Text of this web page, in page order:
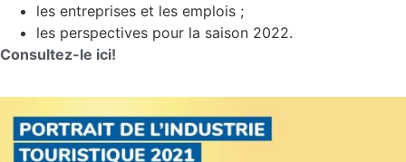
les entreprises et les emplois ;
les perspectives pour la saison 2022.
Consultez-le ici!